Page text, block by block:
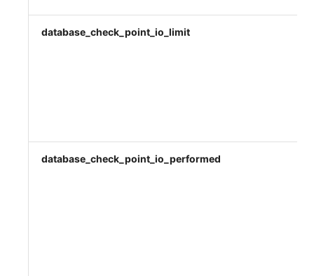
database_check_point_io_limit
database_check_point_io_performed